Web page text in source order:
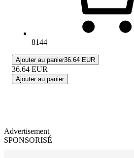
8144
Ajouter au panier36.64 EUR
36.64 EUR
Ajouter au panier
Advertisement
SPONSORISÉ